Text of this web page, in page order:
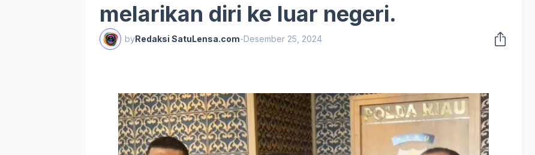
melarikan diri ke luar negeri.
byRedaksi SatuLensa.com-Desember 25, 2024